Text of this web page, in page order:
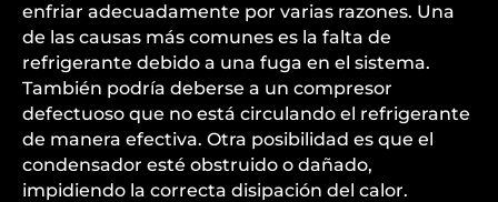
enfriar adecuadamente por varias razones. Una
de las causas más comunes es la falta de
refrigerante debido a una fuga en el sistema.
También podría deberse a un compresor
defectuoso que no está circulando el refrigerante
de manera efectiva. Otra posibilidad es que el
condensador esté obstruido o dañado,
impidiendo la correcta disipación del calor.